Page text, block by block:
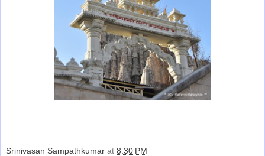
Srinivasan Sampathkumar at 8:30 PM